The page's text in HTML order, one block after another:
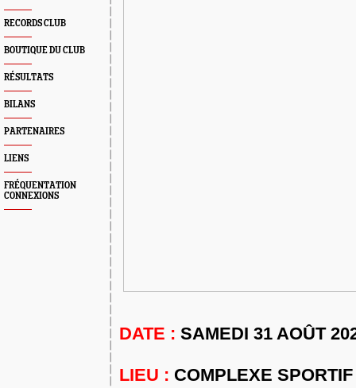
RECORDS CLUB
BOUTIQUE DU CLUB
RÉSULTATS
BILANS
PARTENAIRES
LIENS
FRÉQUENTATION
CONNEXIONS
DATE : SAMEDI 31 AOÛT
LIEU : COMPLEXE